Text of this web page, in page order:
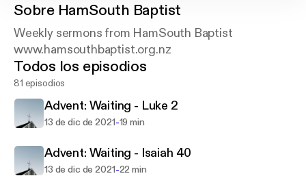
Sobre HamSouth Baptist
Weekly sermons from HamSouth Baptist
www.hamsouthbaptist.org.nz
Todos los episodios
81 episodios
Advent: Waiting - Luke 2
13 de dic de 2021-19 min
Advent: Waiting - Isaiah 40
13 de dic de 2021-22 min